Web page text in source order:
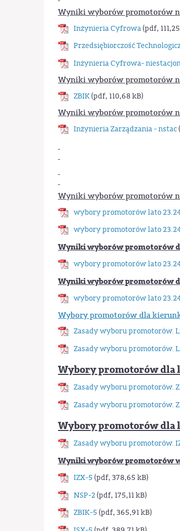
Wyniki wyborów promotorów
Inżynieria Cyfrowa(pdf,
Przedsiębiorczość
Inżynieria Cyfrowa-
Wyniki wyborów promotorów
ZBIK(pdf, 110,68 kB)
Wyniki wyborów promotorów
Inżynieria Zarządzania - nstac
Wyniki wyborów promotorów
wybory promotorów lato
wybory promotorów lato
Wyniki wyborów promotorów
wybory promotorów lato
Wyniki wyborów promotorów
wybory promotorów lato
Wybory promotorów dla
Zasady wyboru promotorów.
Zasady wyboru promotorów.
Wybory promotorów dla
Zasady wyboru promotorów.
Zasady wyboru promotorów.
Wybory promotorów dla
Zasady wyboru promotorów.
Wyniki wyborów promotorów
IZX-5 (pdf, 378,65 kB)
NSP-2 (pdf, 175,11 kB)
ZBIK-5 (pdf, 365,91 kB)